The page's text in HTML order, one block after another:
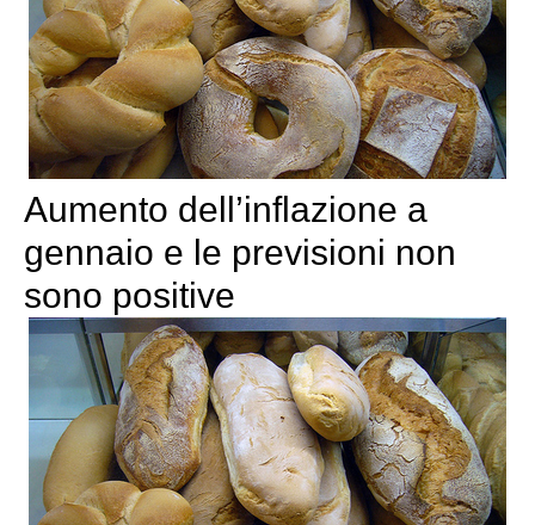
Aumento dell’inflazione a
gennaio e le previsioni non
sono positive